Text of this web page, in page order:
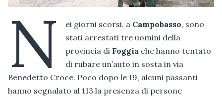
N ei giorni scorsi, a Campobasso, sono
stati arrestati tre uomini della
provincia di Foggia che hanno tentato
di rubare un’auto in sosta in via
Benedetto Croce. Poco dopo le 19, alcuni passanti
hanno segnalato al 113 la presenza di persone